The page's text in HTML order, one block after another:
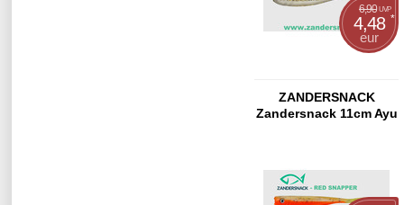
6,90 UVP
4,48 *
eur
ZANDERSNACK
Zandersnack 11cm Ayu